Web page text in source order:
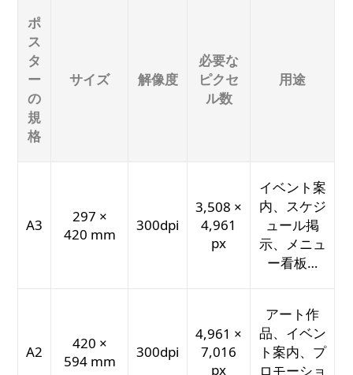
ポ
ス
タ
ー
の
規
格
サイズ 解像度
必要な
ピクセ
ル数
用途
A3
297 ×
420 mm
300dpi
3,508 ×
4,961
px
イベント案
内、スケジ
ュール掲
示、メニュ
ー看板…
A2
420 ×
594 mm
300dpi
4,961 ×
7,016
px
アート作
品、イベン
ト案内、プ
ロモーショ